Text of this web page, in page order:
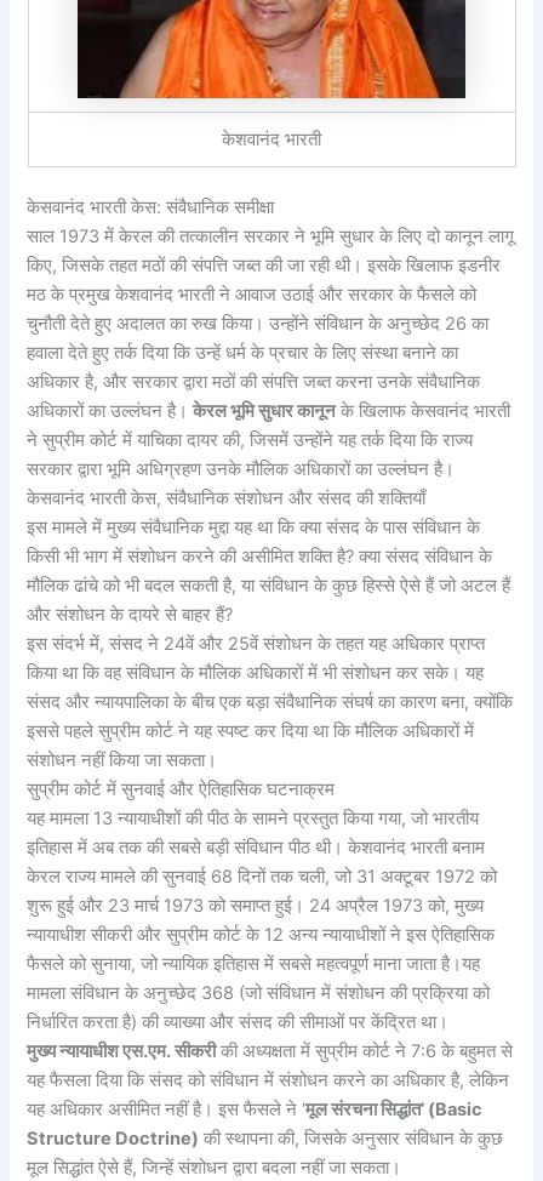
केशवानंद भारती
केसवानंद भारती केस: संवैधानिक समीक्षा
साल 1973 में केरल की तत्कालीन सरकार ने भूमि सुधार के लिए दो कानून लागू
किए, जिसके तहत मठों की संपत्ति जब्त की जा रही थी। इसके खिलाफ इडनीर
मठ के प्रमुख केशवानंद भारती ने आवाज उठाई और सरकार के फैसले को
चुनौती देते हुए अदालत का रुख किया। उन्होंने संविधान के अनुच्छेद 26 का
हवाला देते हुए तर्क दिया कि उन्हें धर्म के प्रचार के लिए संस्था बनाने का
अधिकार है, और सरकार द्वारा मठों की संपत्ति जब्त करना उनके संवैधानिक
अधिकारों का उल्लंघन है।केरल भूमि सुधार कानूनके खिलाफ केसवानंद भारती
ने सुप्रीम कोर्ट में याचिका दायर की, जिसमें उन्होंने यह तर्क दिया कि राज्य
सरकार द्वारा भूमि अधिग्रहण उनके मौलिक अधिकारों का उल्लंघन है।
केसवानंद भारती केस, संवैधानिक संशोधन और संसद की शक्तियाँ
इस मामले में मुख्य संवैधानिक मुद्दा यह था कि क्या संसद के पास संविधान के
किसी भी भाग में संशोधन करने की असीमित शक्ति है? क्या संसद संविधान के
मौलिक ढांचे को भी बदल सकती है, या संविधान के कुछ हिस्से ऐसे हैं जो अटल हैं
और संशोधन के दायरे से बाहर हैं?
इस संदर्भ में, संसद ने 24वें और 25वें संशोधन के तहत यह अधिकार प्राप्त
किया था कि वह संविधान के मौलिक अधिकारों में भी संशोधन कर सके। यह
संसद और न्यायपालिका के बीच एक बड़ा संवैधानिक संघर्ष का कारण बना, क्योंकि
इससे पहले सुप्रीम कोर्ट ने यह स्पष्ट कर दिया था कि मौलिक अधिकारों में
संशोधन नहीं किया जा सकता।
सुप्रीम कोर्ट में सुनवाई और ऐतिहासिक घटनाक्रम
यह मामला 13 न्यायाधीशों की पीठ के सामने प्रस्तुत किया गया, जो भारतीय
इतिहास में अब तक की सबसे बड़ी संविधान पीठ थी। केशवानंद भारती बनाम
केरल राज्य मामले की सुनवाई 68 दिनों तक चली, जो 31 अक्टूबर 1972 को
शुरू हुई और 23 मार्च 1973 को समाप्त हुई। 24 अप्रैल 1973 को, मुख्य
न्यायाधीश सीकरी और सुप्रीम कोर्ट के 12 अन्य न्यायाधीशों ने इस ऐतिहासिक
फैसले को सुनाया, जो न्यायिक इतिहास में सबसे महत्वपूर्ण माना जाता है।यह
मामला संविधान के अनुच्छेद 368 (जो संविधान में संशोधन की प्रक्रिया को
निर्धारित करता है) की व्याख्या और संसद की सीमाओं पर केंद्रित था।
मुख्य न्यायाधीश एस.एम. सीकरीकी अध्यक्षता में सुप्रीम कोर्ट ने 7:6 के बहुमत से
यह फैसला दिया कि संसद को संविधान में संशोधन करने का अधिकार है, लेकिन
यह अधिकार असीमित नहीं है। इस फैसले ने ‘मूल संरचना सिद्धांत’ (Basic
Structure Doctrine) की स्थापना की, जिसके अनुसार संविधान के कुछ
मूल सिद्धांत ऐसे हैं, जिन्हें संशोधन द्वारा बदला नहीं जा सकता।